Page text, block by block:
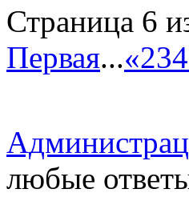
Страница 6
Первая...«234
любые